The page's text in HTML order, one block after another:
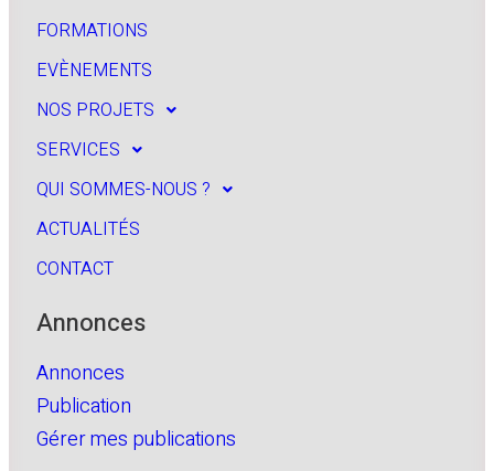
FORMATIONS
EVÈNEMENTS
NOS PROJETS
SERVICES
QUI SOMMES-NOUS ?
ACTUALITÉS
CONTACT
Annonces
Annonces
Publication
Gérer mes publications